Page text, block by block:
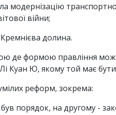
модернізацію
війни;
долина.
де формою правління
Куан Ю, якому той має
реформ, зокрема:
порядок, на другому -